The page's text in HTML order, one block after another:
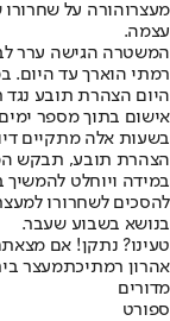
מעצרוהורה על
עצמה.
המשטרה הגישה ערר
רמתי הוארך עד היום.
היום הצהרת תובע נגד
אישום בתוך מספר
בשעות אלה מתקיים
הצהרת תובע, תבקש
במידה ויוחלט
להסכים לשחרורו
בנושא בשבוע שעבר.
טעינו? נתקן! אם
אהרון רמתיכתמעצר
מדורים
ספורט